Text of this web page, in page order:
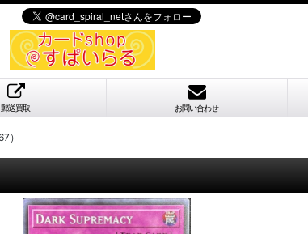
郵送買取 お問い合わせ
）